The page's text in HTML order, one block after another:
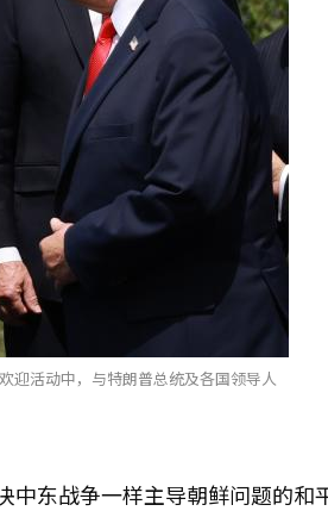
迎活动中，与特朗普总统及各国领导人
东战争一样主导朝鲜问题的和